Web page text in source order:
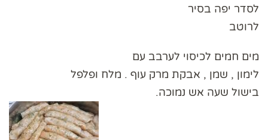
לסדר יפה בסיר
לרוטב
מים חמים לכיסוי לערבב עם
לימון , שמן , אבקת מרק עוף . מלח ופלפל
בישול שעה אש נמוכה.